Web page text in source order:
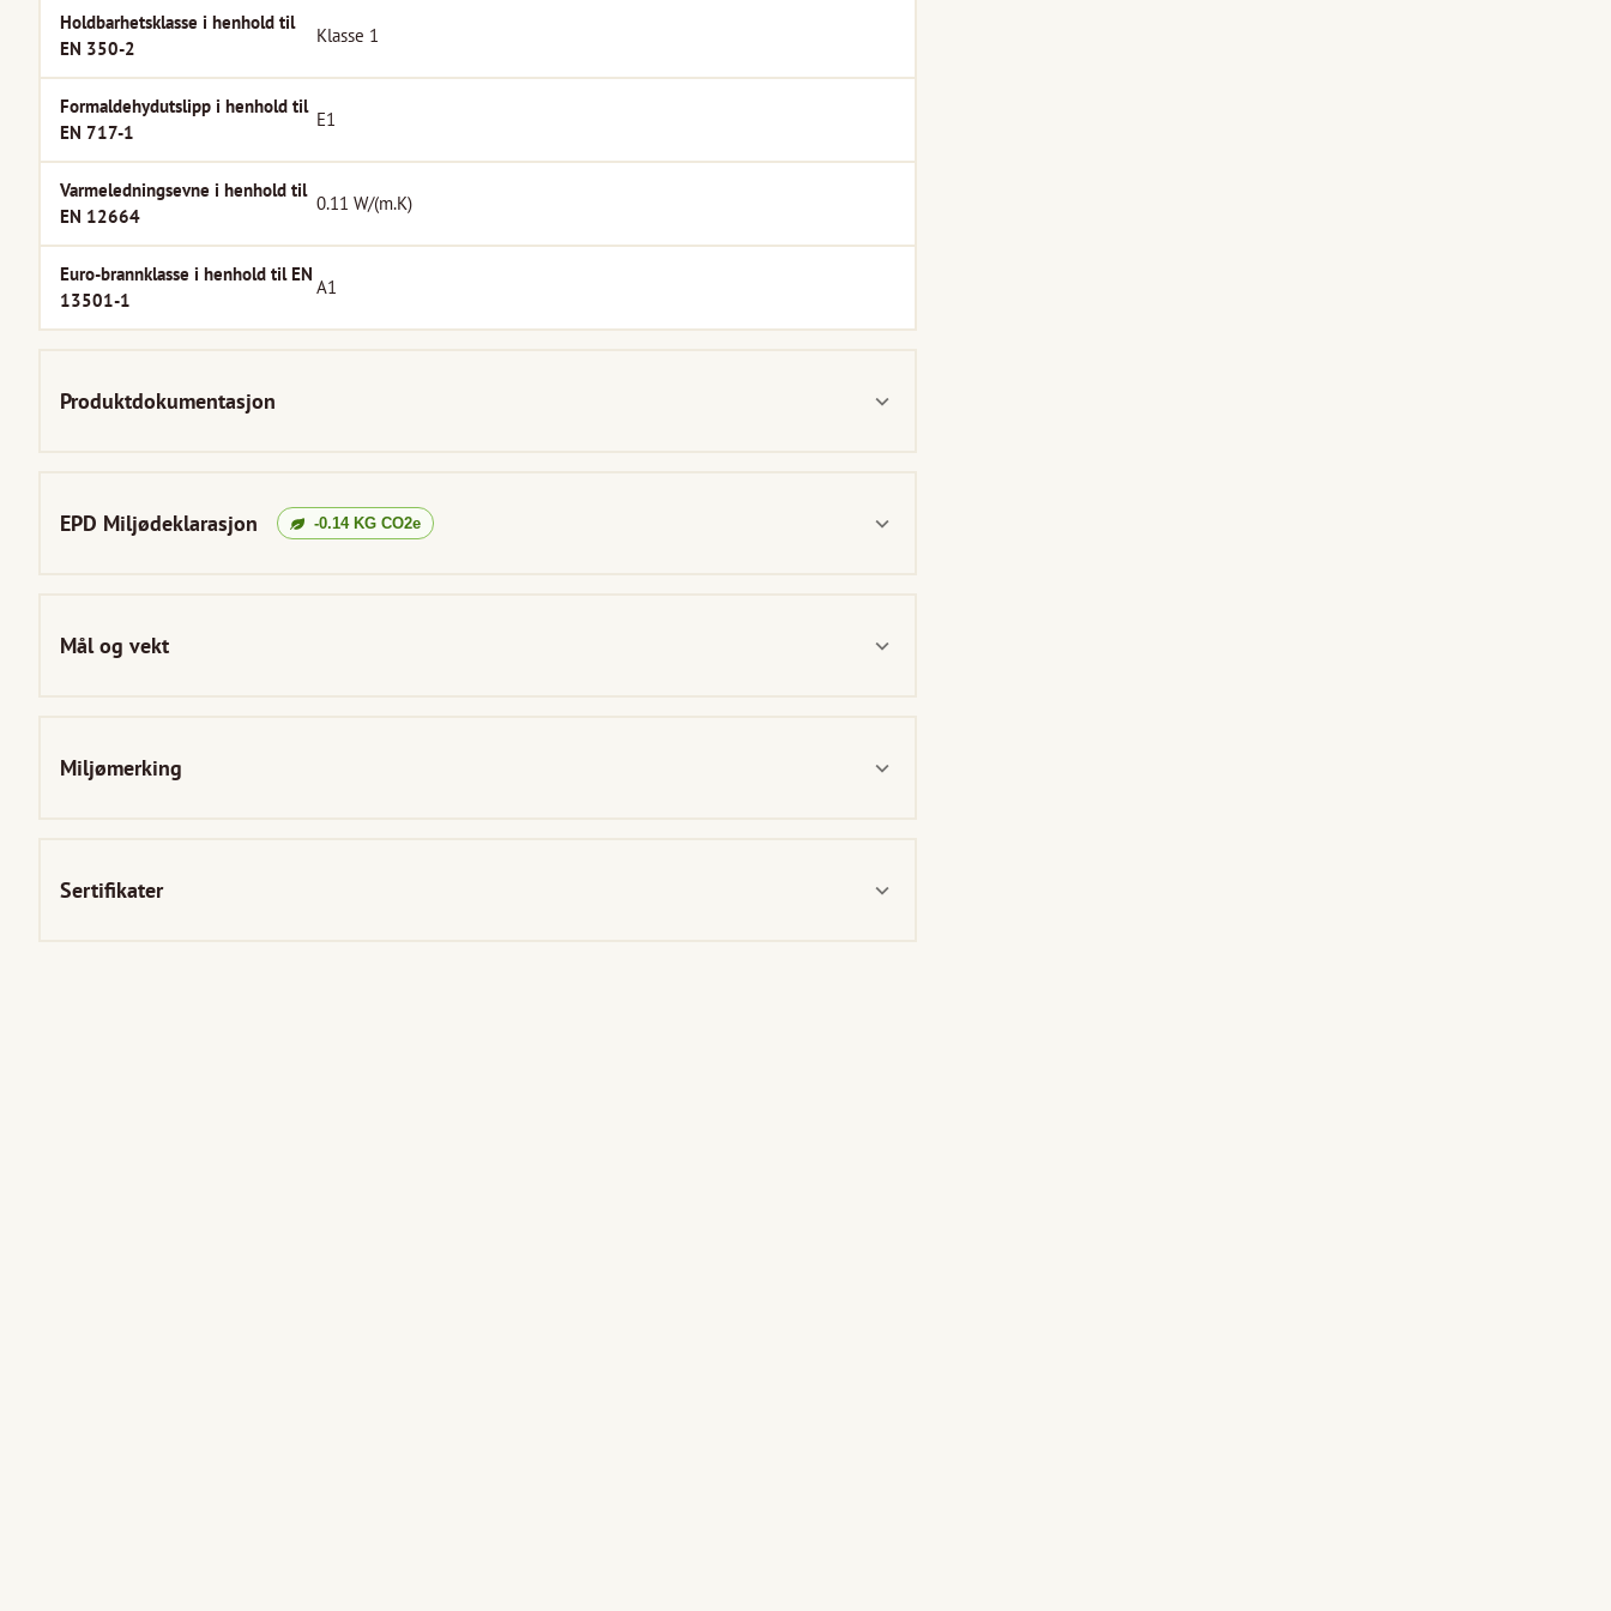
Holdbarhetsklasse i henhold til
EN 350-2
Klasse 1
Formaldehydutslipp i henhold til
EN 717-1
E1
Varmeledningsevne i henhold til
EN 12664
0.11 W/(m.K)
Euro-brannklasse i henhold til EN
13501-1
A1
Produktdokumentasjon
EPD Miljødeklarasjon -0.14KG CO2e
Mål og vekt
Miljømerking
Sertifikater